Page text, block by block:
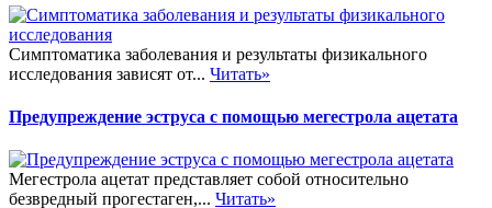
Симптоматика заболевания и результаты физикального
исследования зависят от... Читать»
Предупреждение эструса с помощью мегестрола ацетата
Мегестрола ацетат представляет собой относительно
безвредный прогестаген,... Читать»